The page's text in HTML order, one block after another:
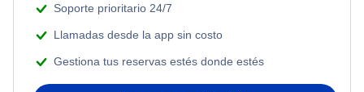
Flights from Nueva York to Mumbai
Adventure Vacations
Soporte prioritario 24/7
Llamadas desde la app sin costo
Gestiona tus reservas estés donde estés